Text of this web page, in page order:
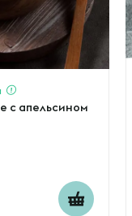
с апельсином